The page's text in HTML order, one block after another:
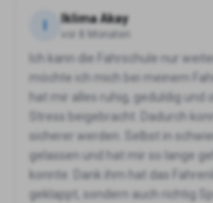
Iklima Akay
vor 8 Monaten
Ich kann die Fahrschule nur
möchte ich mich bei meinem
hat mir alles ruhig, geduldig und
Stress beigebracht. Dadurch
sicherer werden. Selbst in
gelassen und hat mir so lange
konnte. Dank ihm hat das
geklappt, sondern auch richtig